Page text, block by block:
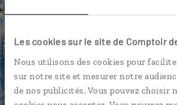
Les cookies sur le site de Comptoir
Nous utilisons des cookies pour
sur notre site et mesurer notre
de nos publicités. Vous pouvez choisir
Mer Méditerranée